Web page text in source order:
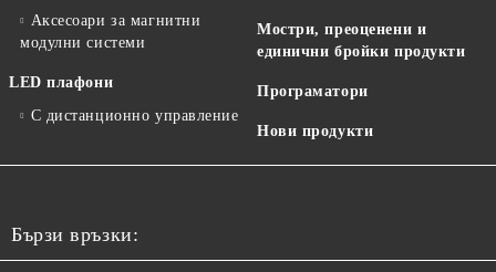
Аксесоари за магнитни
модулни системи
LED плафони
С дистанционно управление
Мостри, преоценени и
единични бройки продукти
Програматори
Нови продукти
Бързи връзки: